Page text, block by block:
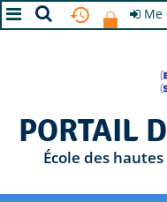
Me
PORTAIL
École des